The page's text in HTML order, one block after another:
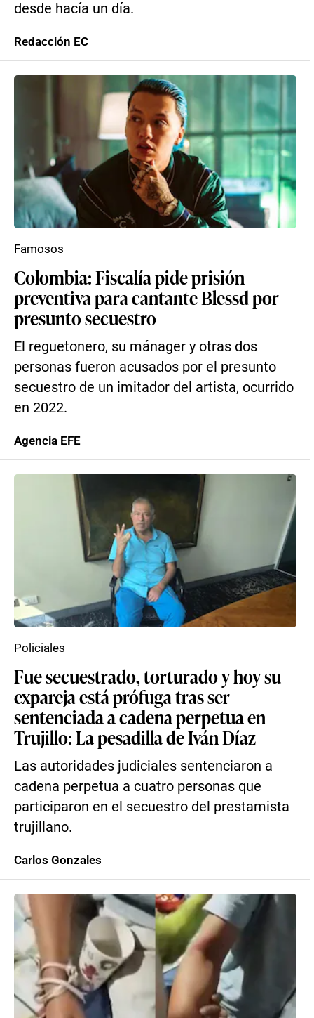
desde hacía un día.
Redacción EC
Colombia: Fiscalía pide prisión
preventiva para cantante Blessd por
presunto secuestro
El reguetonero, su mánager y otras dos
personas fueron acusados por el presunto
secuestro de un imitador del artista, ocurrido
en 2022.
Famosos
Agencia EFE
Fue secuestrado, torturado y hoy su
expareja está prófuga tras ser
sentenciada a cadena perpetua en
Trujillo: La pesadilla de Iván Díaz
Las autoridades judiciales sentenciaron a
cadena perpetua a cuatro personas que
participaron en el secuestro del prestamista
trujillano.
Policiales
Carlos Gonzales